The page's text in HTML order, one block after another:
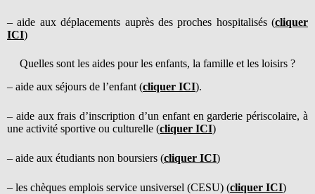
– aide aux déplacements auprès des proches hospitalisés (cliquer
ICI)
Quelles sont les aides pour les enfants, la famille et les loisirs ?
– aide aux séjours de l’enfant (cliquer ICI).
– aide aux frais d’inscription d’un enfant en garderie périscolaire, à
une activité sportive ou culturelle (cliquer ICI)
– aide aux étudiants non boursiers (cliquer ICI)
– les chèques emplois service unsiversel (CESU) (cliquer ICI)